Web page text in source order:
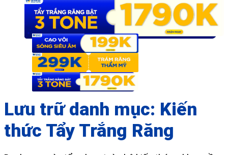
Lưu trữ danh mục: Kiến
thức Tẩy Trắng Răng